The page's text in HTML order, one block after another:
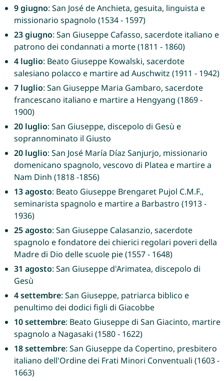
9 giugno: San José de Anchieta, gesuita, linguista e
missionario spagnolo (1534 - 1597)
23 giugno: San Giuseppe Cafasso, sacerdote italiano e
patrono dei condannati a morte (1811 - 1860)
4 luglio: Beato Giuseppe Kowalski, sacerdote
salesiano polacco e martire ad Auschwitz (1911 - 1942)
7 luglio: San Giuseppe Maria Gambaro, sacerdote
francescano italiano e martire a Hengyang (1869 -
1900)
20 luglio: San Giuseppe, discepolo di Gesù e
soprannominato il Giusto
20 luglio: San José María Díaz Sanjurjo, missionario
domenicano spagnolo, vescovo di Platea e martire a
Nam Dinh (1818 -1856)
13 agosto: Beato Giuseppe Brengaret Pujol C.M.F.,
seminarista spagnolo e martire a Barbastro (1913 -
1936)
25 agosto: San Giuseppe Calasanzio, sacerdote
spagnolo e fondatore dei chierici regolari poveri della
Madre di Dio delle scuole pie (1557 - 1648)
31 agosto: San Giuseppe d'Arimatea, discepolo di
Gesù
4 settembre: San Giuseppe, patriarca biblico e
penultimo dei dodici figli di Giacobbe
10 settembre: Beato Giuseppe di San Giacinto, martire
spagnolo a Nagasaki (1580 - 1622)
18 settembre: San Giuseppe da Copertino, presbitero
italiano dell'Ordine dei Frati Minori Conventuali (1603 -
1663)